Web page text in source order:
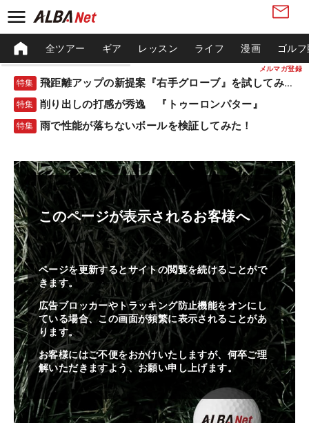
メルマガ登録
全ツアー ギア レッスン ライフ 漫画 ゴル
特集 飛距離アップの新提案『右手グローブ』を試してみた！
特集 削り出しの打感が秀逸 『トゥーロンパター』
特集 雨で性能が落ちないボールを検証してみた！
このページが表示されるお客様へ
ページを更新するとサイトの閲覧を続けることがで
きます。
広告ブロッカーやトラッキング防止機能をオンにし
ている場合、この画面が頻繁に表示されることがあ
ります。
お客様にはご不便をおかけいたしますが、何卒ご理
解いただきますよう、お願い申し上げます。